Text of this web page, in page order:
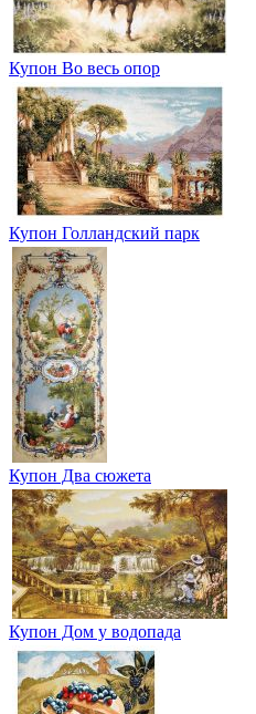
Купон Во весь опор
Купон Голландский парк
Купон Два сюжета
Купон Дом у водопада